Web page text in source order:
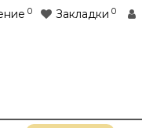
0 Закладки 0